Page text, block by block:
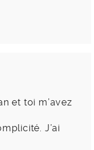
et toi m’avez
J’ai